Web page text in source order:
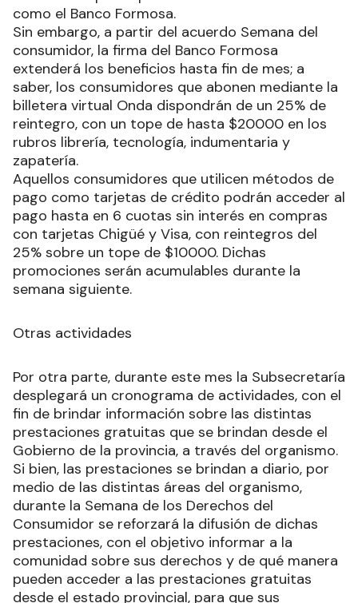
como el Banco Formosa.
Sin embargo, a partir del acuerdo Semana del
consumidor, la firma del Banco Formosa
extenderá los beneficios hasta fin de mes; a
saber, los consumidores que abonen mediante la
billetera virtual Onda dispondrán de un 25% de
reintegro, con un tope de hasta $20000 en los
rubros librería, tecnología, indumentaria y
zapatería.
Aquellos consumidores que utilicen métodos de
pago como tarjetas de crédito podrán acceder al
pago hasta en 6 cuotas sin interés en compras
con tarjetas Chigüé y Visa, con reintegros del
25% sobre un tope de $10000. Dichas
promociones serán acumulables durante la
semana siguiente.
Otras actividades
Por otra parte, durante este mes la Subsecretaría
desplegará un cronograma de actividades, con el
fin de brindar información sobre las distintas
prestaciones gratuitas que se brindan desde el
Gobierno de la provincia, a través del organismo.
Si bien, las prestaciones se brindan a diario, por
medio de las distintas áreas del organismo,
durante la Semana de los Derechos del
Consumidor se reforzará la difusión de dichas
prestaciones, con el objetivo informar a la
comunidad sobre sus derechos y de qué manera
pueden acceder a las prestaciones gratuitas
desde el estado provincial, para que sus